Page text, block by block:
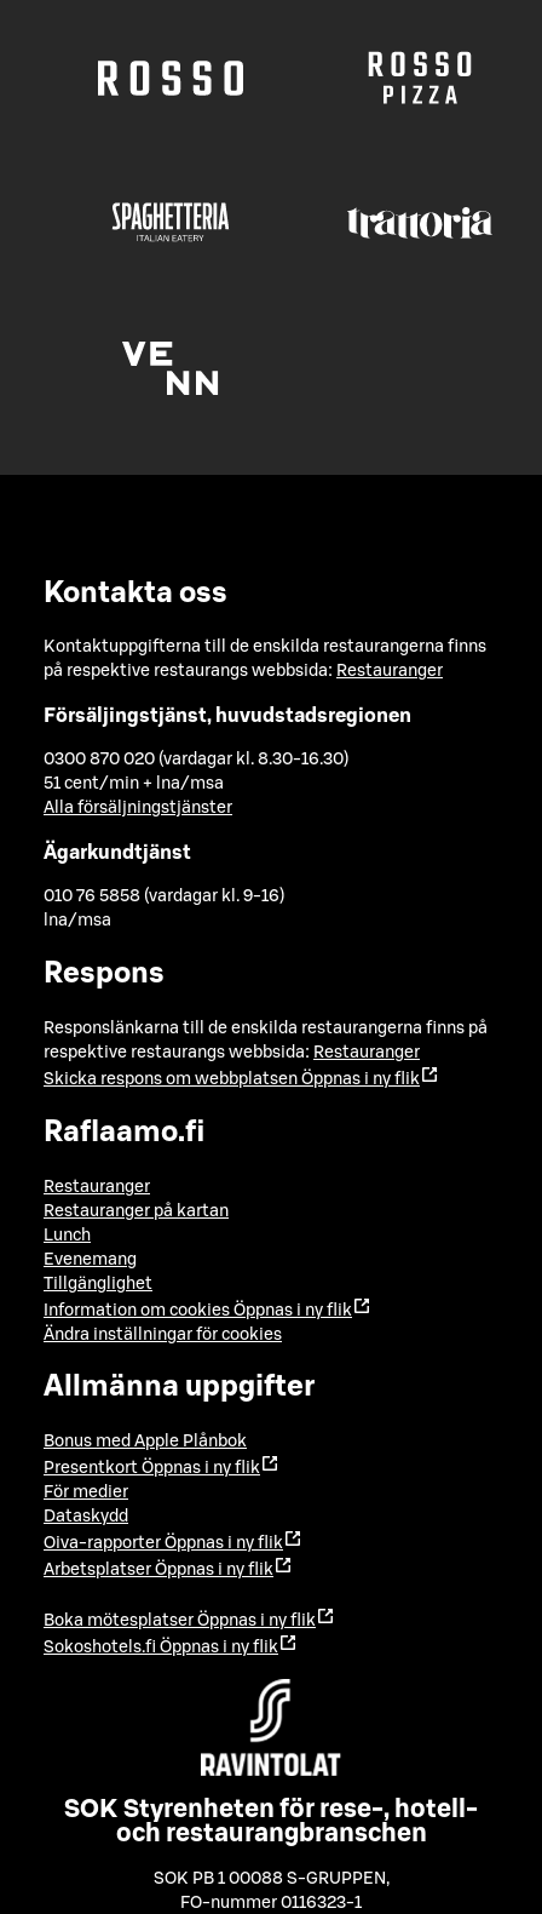
Kontakta oss
Kontaktuppgifterna till de enskilda restaurangerna finns
på respektive restaurangs webbsida: Restauranger
Försäljingstjänst, huvudstadsregionen
0300 870 020 (vardagar kl. 8.30-16.30)
51 cent/min + lna/msa
Alla försäljningstjänster
Ägarkundtjänst
010 76 5858 (vardagar kl. 9-16)
lna/msa
Respons
Responslänkarna till de enskilda restaurangerna finns på
respektive restaurangs webbsida: Restauranger
Skicka respons om webbplatsen Öppnas i ny flik
Raflaamo.fi
Restauranger
Restauranger på kartan
Lunch
Evenemang
Tillgänglighet
Information om cookies Öppnas i ny flik
Ändra inställningar för cookies
Allmänna uppgifter
Bonus med Apple Plånbok
Presentkort Öppnas i ny flik
För medier
Dataskydd
Oiva-rapporter Öppnas i ny flik
Arbetsplatser Öppnas i ny flik
Boka mötesplatser Öppnas i ny flik
Sokoshotels.fi Öppnas i ny flik
SOK Styrenheten för rese-, hotell-
och restaurangbranschen
SOK PB 1 00088 S-GRUPPEN ,
FO-nummer 0116323-1